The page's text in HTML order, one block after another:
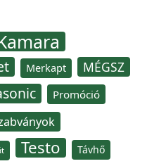
Merkapt MÉGSZ
Promóció
Testo Távhő